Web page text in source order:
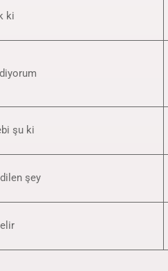
ki
şu ki
şey